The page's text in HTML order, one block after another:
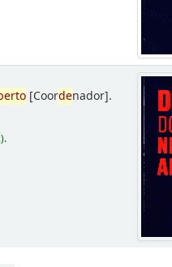
[Coordenador].